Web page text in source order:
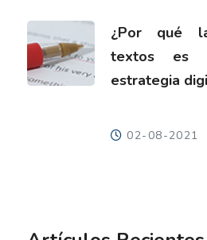
¿Por qué
textos es
estrategia
02-08-2021